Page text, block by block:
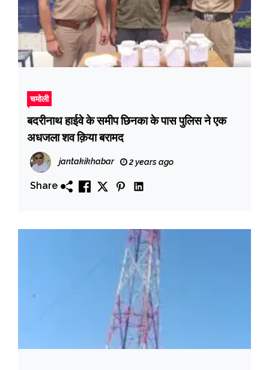
चमोली
बदरीनाथ हाईवे के समीप छिनका के पास पुलिस ने एक
अधजला शव क़िया बरामद
jantakikhabar 2 years ago
Share